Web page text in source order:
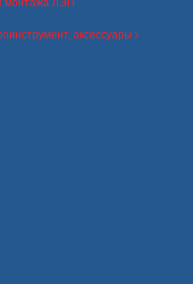
монтажа ЛЭП
аксессуары